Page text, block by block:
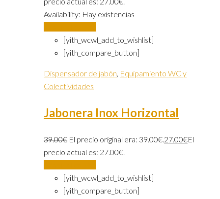
Availability: Hay existencias
[yith_wcwl_add_to_wishlist]
[yith_compare_button]
Dispensador de jabón, Equipamiento WC y
Colectividades
Jabonera Inox Horizontal
39.00€ El precio original era: 39.00€.27.00€El
precio actual es: 27.00€.
[yith_wcwl_add_to_wishlist]
[yith_compare_button]